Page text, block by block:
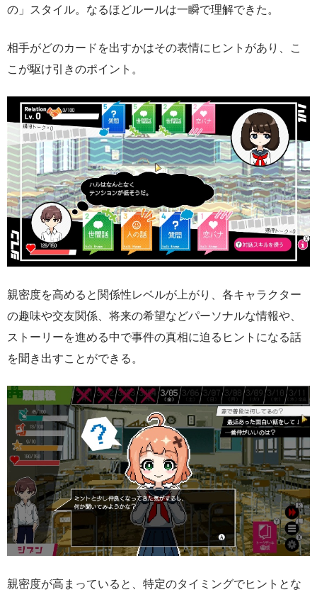
の」スタイル。なるほどルールは一瞬で理解できた。
相手がどのカードを出すかはその表情にヒントがあり、こ
こが駆け引きのポイント。
親密度を高めると関係性レベルが上がり、各キャラクター
の趣味や交友関係、将来の希望などパーソナルな情報や、
ストーリーを進める中で事件の真相に迫るヒントになる話
を聞き出すことができる。
親密度が高まっていると、特定のタイミングでヒントとな